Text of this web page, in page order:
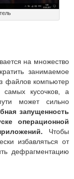
на множество
занимаемое
файлов компьютер
кусочков, а
может сильно
запущенность
операционной
Чтобы
избавляться от
дефрагментацию